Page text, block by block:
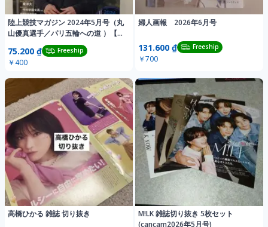
陸上競技マガジン 2024年5月号（丸
山優真選手／パリ五輪への道 ）【付
75.200 ₫ Freeship
￥400
婦人画報 2026年6月号
131.600 ₫ Freeship
￥700
高橋ひかる 雑誌 切り抜き
M!LK 雑誌切り抜き 5枚セット
(cancam2026年5月号)